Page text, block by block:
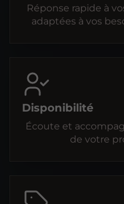
Réponse rapide à
adaptées à vos
Disponibilité
Écoute et
de votre